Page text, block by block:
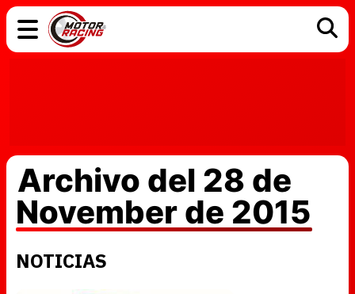
Archivo del 28 de
November de 2015
NOTICIAS